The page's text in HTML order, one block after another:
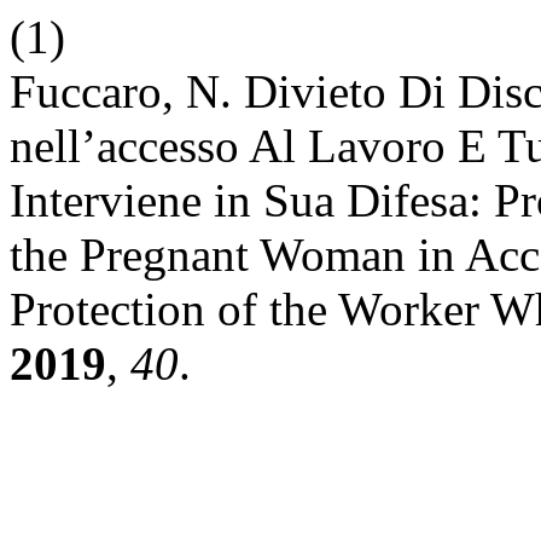
(1)
Fuccaro, N. Divieto Di
nell’accesso Al Lavoro E
Interviene in Sua Difesa:
the Pregnant Woman in
Protection of the Worker
2019, 40.